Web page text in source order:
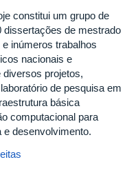
constitui um grupo de
dissertações de mestrado
inúmeros trabalhos
nacionais e
diversos projetos,
de pesquisa em
básica
computacional para
e desenvolvimento.